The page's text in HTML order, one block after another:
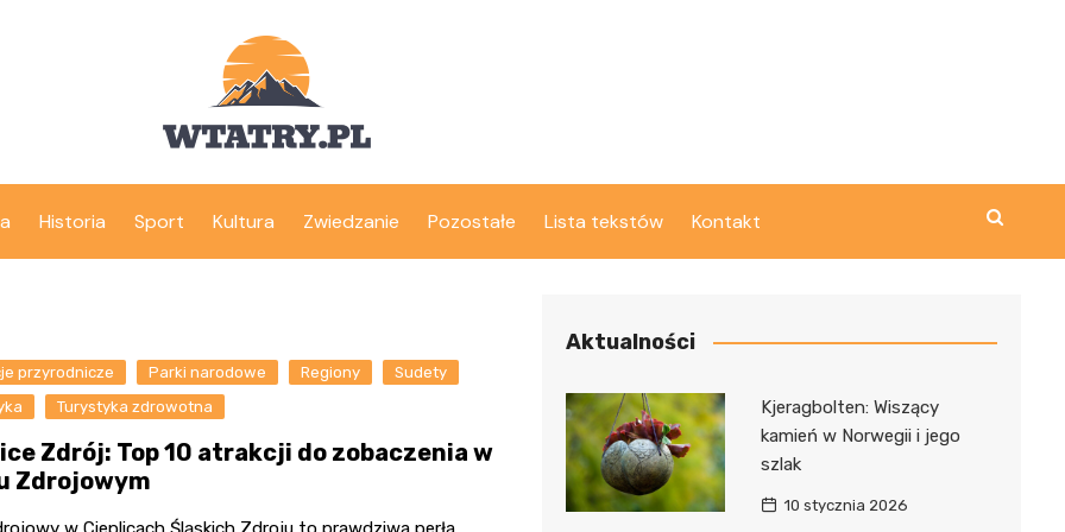
Historia Sport Kultura Zwiedzanie Pozostałe Lista tekstów Kontakt
przyrodnicze Parki narodowe Regiony
Sudety
Turystyka zdrowotna
Zdrój: Top 10 atrakcji do zobaczenia w
Zdrojowym
Aktualności
Kjeragbolten: Wiszący
kamień w Norwegii i jego
szlak
10 stycznia 2026